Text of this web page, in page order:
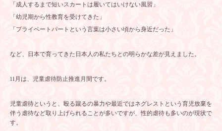
「成人するまで短いスカートは履いてはいけない風習」
「幼児期から性教育を受けてきた」
「プライベートパートという言葉は小さい頃から身近だった」
など、日本で育ってきた日本人の私たちとの明らかな差が見えました。
11月は、児童虐待防止推進月間です。
児童虐待というと、殴る蹴るの暴力や最近ではネグレストという育児放棄を
伴う虐待など取り上げられることが多いですが、性的虐待も多いのが現状で
す。